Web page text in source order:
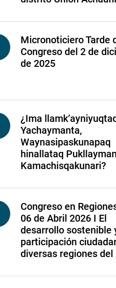
Micronoticiero Tarde
Congreso del 2 de
de 2025
¿Ima
Yachaymanta,
Waynasipaskunapaq
hinallataq
Kamachisqakunari?
Congreso en
06 de Abril 2026 I El
desarrollo sostenible
participación
diversas regiones del